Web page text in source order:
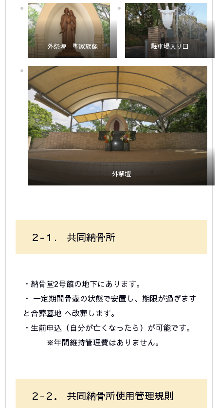
外祭壇 聖家族像 駐車場入り口
外祭壇
２-１. 共同納骨所
・納骨堂2号館の地下にあります。
・ 一定期間骨壺の状態で安置し、期限が過ぎます
と合葬墓地 へ改葬します。
・生前申込（自分が亡くなったら）が可能です。
※年間維持管理費はありません。
２-２． 共同納骨所使用管理規則